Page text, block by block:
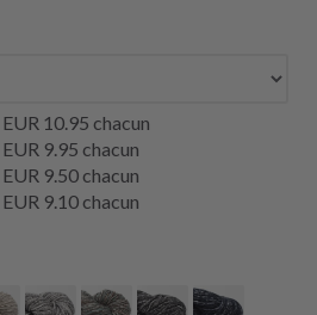
EUR 10.95 chacun
EUR 9.95 chacun
EUR 9.50 chacun
EUR 9.10 chacun